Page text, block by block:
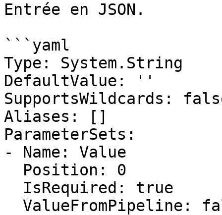
Entrée en JSON.
```yaml
Type: System.String
DefaultValue: ''
SupportsWildcards:
Aliases: []
ParameterSets:
- Name: Value